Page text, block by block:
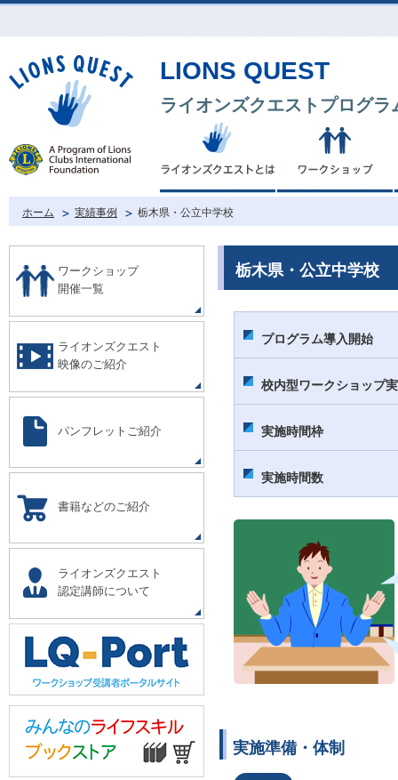
LIONS QUEST
ライオンズクエストプログラ
ホーム 実績事例 栃木県・公立中学校
ワークショップ
開催一覧
ライオンズクエスト
映像のご紹介
パンフレットご紹介
書籍などのご紹介
ライオンズクエスト
認定講師について
栃木県・公立中学校
プログラム導入開始
校内型ワークショップ
実施時間枠
実施時間数
実施準備・体制